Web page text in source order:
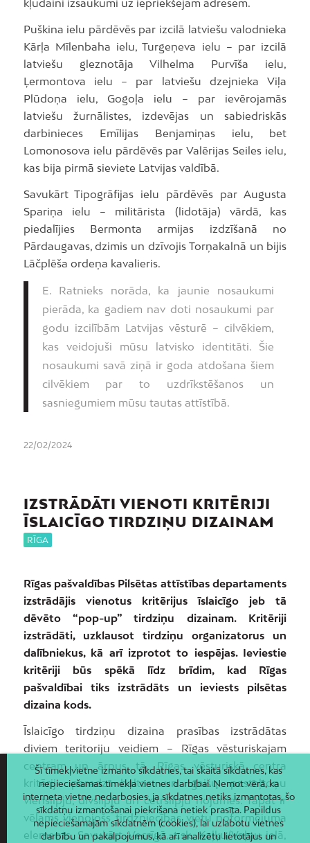
kļūdaini izsaukumi uz iepriekšējām adresēm.
Puškina ielu pārdēvēs par izcilā latviešu valodnieka
Kārļa Mīlenbaha ielu, Turgeņeva ielu – par izcilā
latviešu gleznotāja Vilhelma Purvīša ielu,
Ļermontova ielu – par latviešu dzejnieka Viļa
Plūdoņa ielu, Gogoļa ielu – par ievērojamās
latviešu žurnālistes, izdevējas un sabiedriskās
darbinieces Emīlijas Benjamiņas ielu, bet
Lomonosova ielu pārdēvēs par Valērijas Seiles ielu,
kas bija pirmā sieviete Latvijas valdībā.
Savukārt Tipogrāfijas ielu pārdēvēs par Augusta
Spariņa ielu – militārista (lidotāja) vārdā, kas
piedalījies Bermonta armijas izdzīšanā no
Pārdaugavas, dzimis un dzīvojis Torņakalnā un bijis
Lāčplēša ordeņa kavalieris.
E. Ratnieks norāda, ka jaunie nosaukumi
pierāda, ka gadiem nav doti nosaukumi par
godu izcilībām Latvijas vēsturē – cilvēkiem,
kas veidojuši mūsu latvisko identitāti. Šie
nosaukumi savā ziņā ir goda atdošana šiem
cilvēkiem par to uzdrīkstēšanos un
sasniegumiem mūsu tautas attīstībā.
22/02/2024
IZSTRĀDĀTI VIENOTI KRITĒRIJI
ĪSLAICĪGO TIRDZIŅU DIZAINAM
RĪGA
Rīgas pašvaldības Pilsētas attīstības departaments
izstrādājis vienotus kritērijus īslaicīgo jeb tā
dēvēto “pop-up” tirdziņu dizainam. Kritēriji
izstrādāti, uzklausot tirdziņu organizatorus un
dalībniekus, kā arī izprotot to iespējas. Ieviestie
kritēriji būs spēkā līdz brīdim, kad Rīgas
pašvaldībai tiks izstrādāts un ieviests pilsētas
dizaina kods.
Īslaicīgo tirdziņu dizaina prasības izstrādātas
diviem teritoriju veidiem – Rīgas vēsturiskajam
centram un ārpus tā. Rīgas vēsturiskā centra
kritēriji paredz baltas un gaišu pasteļtoņu
vienslīpju, divslīpju un četrslīpju nojumes. Tāpat ir
vēlams vienojošs tirdzniecības vietu noformējuma
elements. Savukārt Vecrīgā, t.sk. Kaļķu/Vaļņu ielā,
Šī tīmekļvietne izmanto sīkdatnes, tai skaitā sīkdatnes, kas
nepieciešamas tīmekļa vietnes darbībai. Ņemot vērā, ka
interneta vietne nedarbosies, ja sīkdatnes netiks izmantotas, šo
sīkdatņu izmantošanai piekrišana netiek prasīta. Papildus
nepieciešamajām sīkdatnēm (cookies), lai uzlabotu vietnes
darbību un pakalpojumus, kā arī analizētu lietotājus un